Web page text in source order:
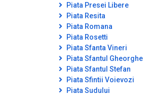
Piata Presei Libere
Piata Resita
Piata Romana
Piata Rosetti
Piata Sfanta Vineri
Piata Sfantul Gheorghe
Piata Sfantul Stefan
Piata Sfintii Voievozi
Piata Sudului